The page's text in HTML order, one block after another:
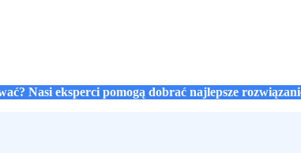
Nasi eksperci pomogą dobrać najlepsze